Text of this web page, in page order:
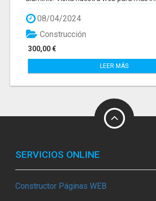
08/04/2024
300,00 €
Construcción
LEER MÁS
SERVICIOS ONLINE
Constructor Páginas WEB